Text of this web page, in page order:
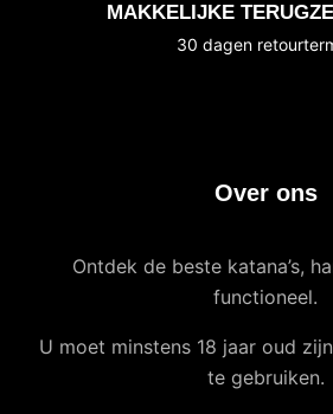
MAKKELIJKE
30 dagen
Over ons
Ontdek de beste katana’s,
functioneel.
U moet minstens 18 jaar oud
te gebruiken.